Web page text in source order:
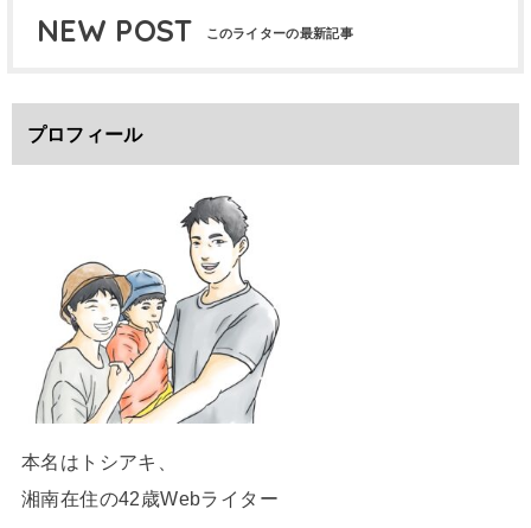
NEW POST
プロフィール
本名はトシアキ、
湘南在住の42歳Webライター